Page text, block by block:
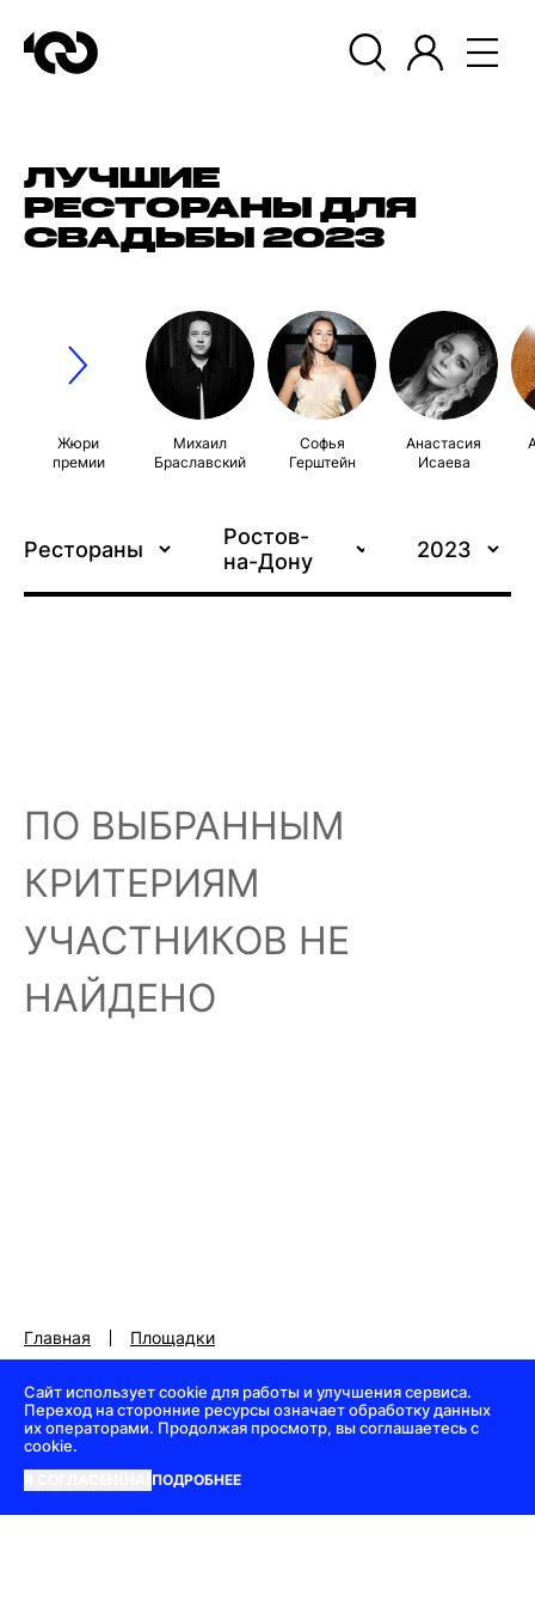
ЛУЧШИЕ
РЕСТОРАНЫ ДЛЯ
СВАДЬБЫ 2023
Жюри
премии
Михаил
Браславский
Софья
Герштейн
Анастасия
Исаева
Рестораны
Ростов-
на-Дону
2023
ПО ВЫБРАННЫМ
КРИТЕРИЯМ
УЧАСТНИКОВ НЕ
НАЙДЕНО
Главная Площадки
Регламент премии Политика конфиденциальности
Сайт использует cookie для работы и улучшения сервиса.
Переход на сторонние ресурсы означает обработку данных
их операторами. Продолжая просмотр, вы соглашаетесь с
cookie.
ПОДРОБНЕЕ